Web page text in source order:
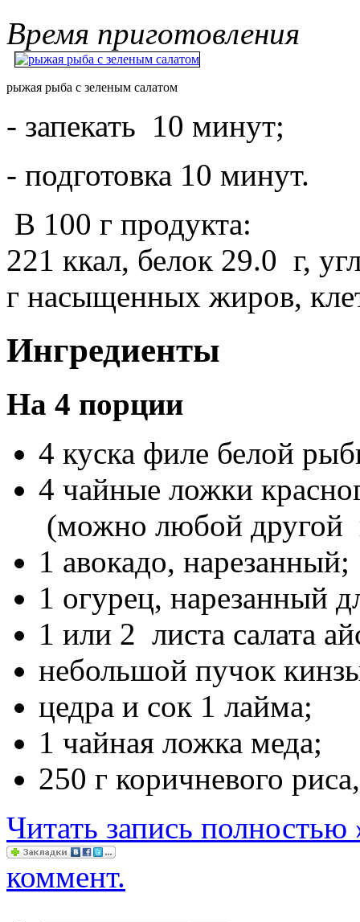
Время приготовления
рыжая рыба с зеленым салатом
- запекать 10 минут;
- подготовка 10 минут.
В 100 г продукта:
221 ккал, белок 29.0 г,
г насыщенных жиров,
Ингредиенты
На 4 порции
4 куска филе белой
4 чайные ложки
(можно любой другой
1 авокадо, нарезанный;
1 огурец, нарезанный
1 или 2 листа салата
небольшой пучок
цедра и сок 1 лайма;
1 чайная ложка меда;
250 г коричневого
Читать запись полностью
коммент.